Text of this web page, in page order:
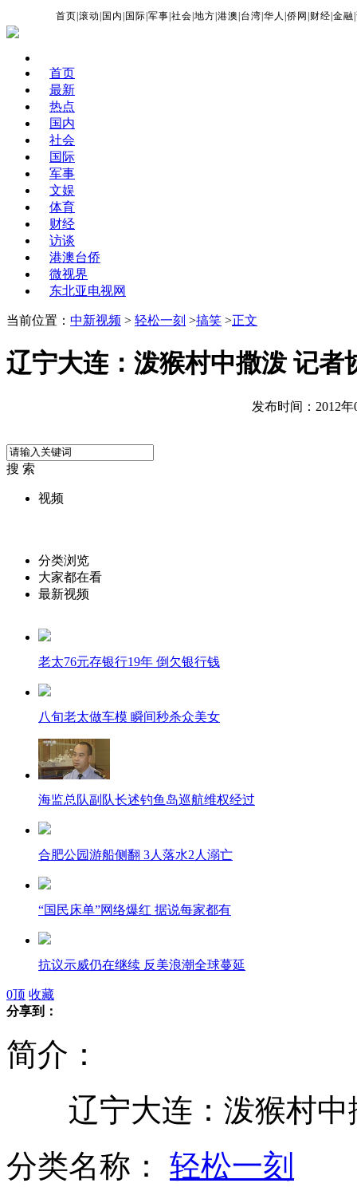
首页 |滚动 国内 国际 |军事 |社会 |地方 |港澳 台湾 |华人 |侨网 财经 |金融 |
首页
最新
热点
国内
社会
国际
军事
文娱
体育
财经
访谈
港澳台侨
微视界
东北亚电视网
当前位置： 中新视频 > 轻松一刻 >搞笑 >正文
辽宁大连：泼猴村中撒泼 记者
发布时间：2012年
搜 索
视频
分类浏览
大家都在看
最新视频
老太76元存银行19年 倒欠银行钱
八旬老太做车模 瞬间秒杀众美女
海监总队副队长述钓鱼岛巡航维权经过
合肥公园游船侧翻 3人落水2人溺亡
“国民床单”网络爆红 据说每家都有
抗议示威仍在继续 反美浪潮全球蔓延
实拍：众人水中持竹竿挑逗老虎
2013奇闻大荟萃 最高狗入选
0顶 收藏
分享到：
简介：
辽宁大连：泼猴村中
分类名称： 轻松一刻